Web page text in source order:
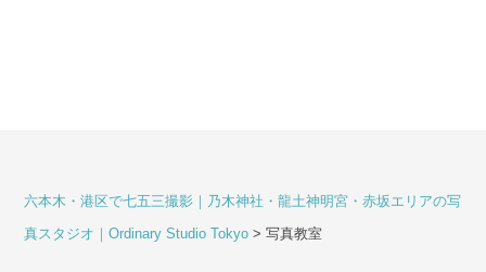
六本木・港区で七五三撮影｜乃木神社・龍土神明宮・赤坂エリアの写
真スタジオ｜Ordinary Studio Tokyo >写真教室